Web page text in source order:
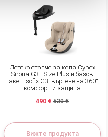
Детско столче за кола Cybex
Sirona G3 i-Size Plus и базов
пакет Isofix G3, въртене на 360°,
комфорт и защита
490 € 530 €
Вижте продукта